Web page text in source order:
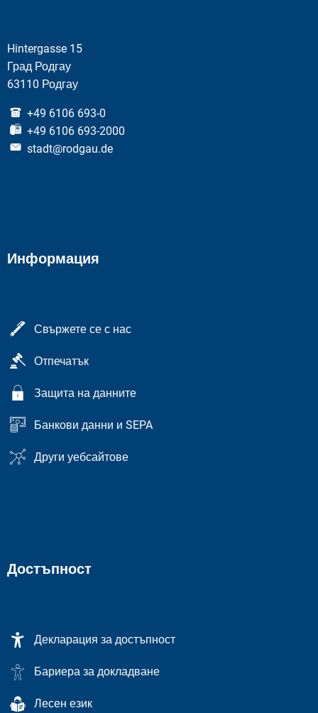
Hintergasse 15
Град Родгау
63110 Родгау
+49 6106 693-0
+49 6106 693-2000
stadt@rodgau.de
Информация
Свържете се с нас
Отпечатък
Защита на данните
Банкови данни и SEPA
Други уебсайтове
Достъпност
Декларация за достъпност
Бариера за докладване
Лесен език